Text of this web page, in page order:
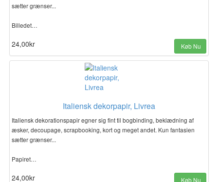
sætter grænser...
Billedet…
24,00kr Køb Nu
Italiensk dekorpapir, Livrea
Italiensk dekorationspapir egner sig fint til bogbinding, beklædning af
æsker, decoupage, scrapbooking, kort og meget andet. Kun fantasien
sætter grænser...
Papiret…
24,00kr Køb Nu